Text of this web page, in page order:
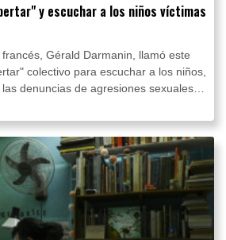
y escuchar a los niños víctimas
Gérald Darmanin, llamó este
colectivo para escuchar a los niños,
denuncias de agresiones sexuales a
especialmente en París.